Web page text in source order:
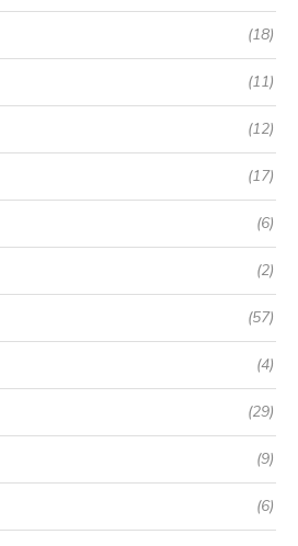
(18)
(11)
(12)
(17)
(6)
(2)
(57)
(4)
(29)
(9)
(6)